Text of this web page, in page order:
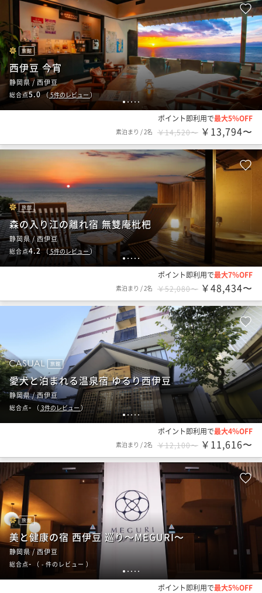
12345
旅館
西伊豆 今宵
静岡県 / 西伊豆
総合点5.0（5件のレビュー）
ポイント即利用で最大5％OFF
素泊まり /2名 ￥14,520〜 ￥13,794〜
1 2 3 45
旅館
森の入り江の離れ宿 無雙庵枇杷
静岡県 / 西伊豆
総合点4.2（ 5件のレビュー ）
ポイント即利用で最大7％OFF
素泊まり /2名 ￥52,080〜 ￥48,434〜
123 4 5
旅館
愛犬と泊まれる温泉宿 ゆるり西伊豆
静岡県 / 西伊豆
総合点- （ 3件のレビュー）
ポイント即利用で最大4％OFF
素泊まり /2名 ￥12,100〜 ￥11,616〜
1 2 3 4 5
旅館
美と健康の宿 西伊豆 巡り～MEGURI～
静岡県 / 西伊豆
総合点- （ - 件のレビュー ）
ポイント即利用で最大5％OFF